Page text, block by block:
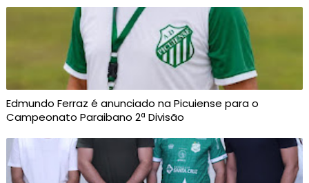
Edmundo Ferraz é anunciado na Picuiense para o
Campeonato Paraibano 2ª Divisão